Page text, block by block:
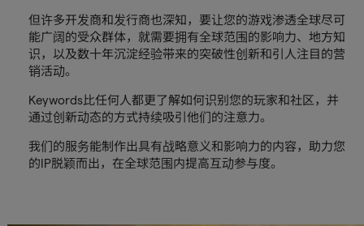
但许多开发商和发行商也深知，要让您的游戏渗透全球尽可
能广阔的受众群体，就需要拥有全球范围的影响力、地方知
识，以及数十年沉淀经验带来的突破性创新和引人注目的营
销活动。
Keywords比任何人都更了解如何识别您的玩家和社区，并
通过创新动态的方式持续吸引他们的注意力。
我们的服务能制作出具有战略意义和影响力的内容，助力您
的IP脱颖而出，在全球范围内提高互动参与度。